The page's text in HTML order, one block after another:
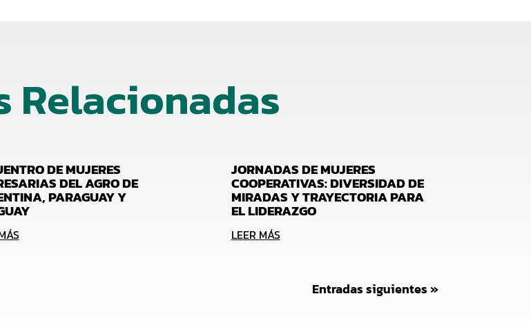
Relacionadas
DE MUJERES
DEL AGRO DE
PARAGUAY Y
JORNADAS DE MUJERES
COOPERATIVAS: DIVERSIDAD DE
MIRADAS Y TRAYECTORIA PARA
EL LIDERAZGO
LEER MÁS
Entradas siguientes »